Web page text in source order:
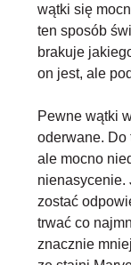
wątki się
ten sposób
brakuje
on jest, ale
Pewne wątki
oderwane. Do
ale mocno
nienasycenie.
zostać
trwać co
znacznie